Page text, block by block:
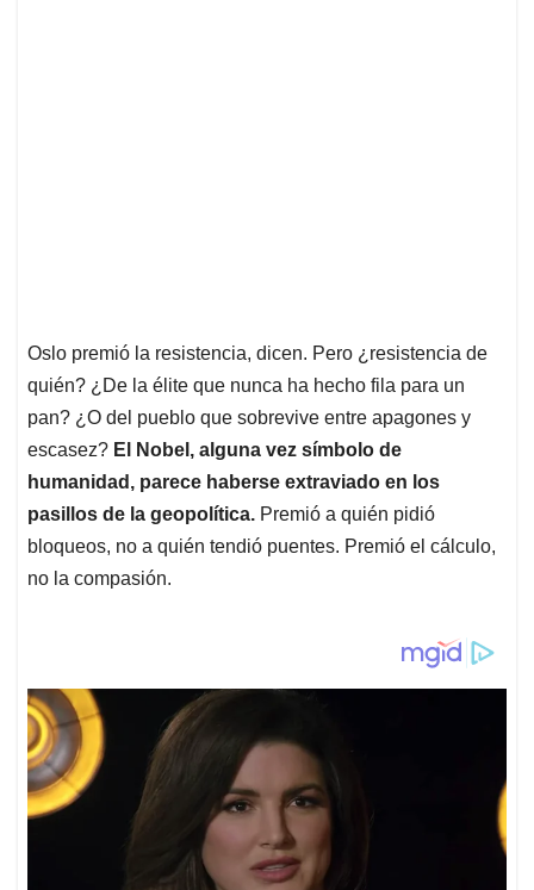
Oslo premió la resistencia, dicen. Pero ¿resistencia de
quién? ¿De la élite que nunca ha hecho fila para un
pan? ¿O del pueblo que sobrevive entre apagones y
escasez? El Nobel, alguna vez símbolo de
humanidad, parece haberse extraviado en los
pasillos de la geopolítica. Premió a quién pidió
bloqueos, no a quién tendió puentes. Premió el cálculo,
no la compasión.